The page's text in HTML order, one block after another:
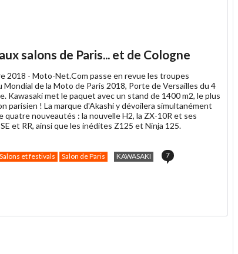
salons de Paris... et de Cologne
2018 - Moto-Net.Com passe en revue les troupes
Mondial de la Moto de Paris 2018, Porte de Versailles du 4
Kawasaki met le paquet avec un stand de 1400 m2, le plus
parisien ! La marque d'Akashi y dévoilera simultanément
quatre nouveautés : la nouvelle H2, la ZX-10R et ses
et RR, ainsi que les inédites Z125 et Ninja 125.
Salons et festivals Salon de Paris KAWASAKI 7